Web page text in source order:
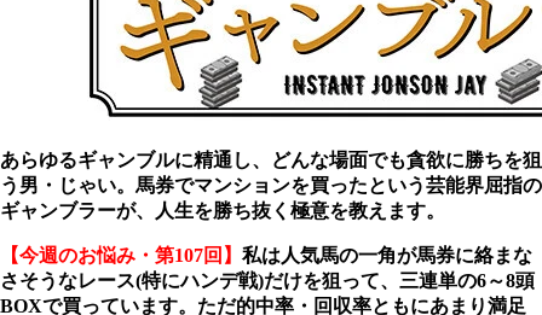
あらゆるギャンブルに精通し、どんな場面でも貪欲に勝ちを狙
う男・じゃい。馬券でマンションを買ったという芸能界屈指の
ギャンブラーが、人生を勝ち抜く極意を教えます。
【今週のお悩み・第107回】 私は人気馬の一角が馬券に絡まな
さそうなレース(特にハンデ戦)だけを狙って、三連単の6～8頭
BOXで買っています。ただ的中率・回収率ともにあまり満足